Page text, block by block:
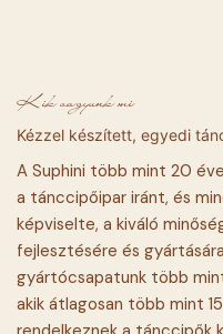
Kik vagyunk mi
Kézzel készített, egyedi
A Suphini több mint 20
a tánccipőipar iránt, és
képviselte, a kiváló
fejlesztésére és
gyártócsapatunk több
akik átlagosan több mint